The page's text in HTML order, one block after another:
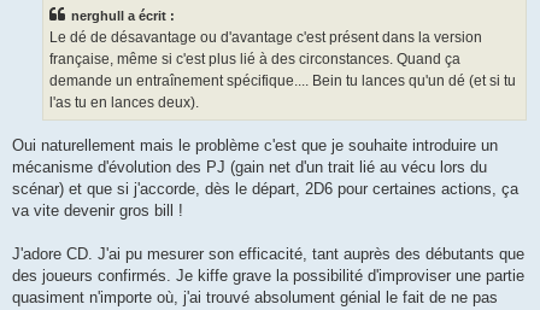
nerghull a écrit :
Le dé de désavantage ou d'avantage c'est présent dans la version
française, même si c'est plus lié à des circonstances. Quand ça
demande un entraînement spécifique.... Bein tu lances qu'un dé (et si tu
l'as tu en lances deux).
Oui naturellement mais le problème c'est que je souhaite introduire un
mécanisme d'évolution des PJ (gain net d'un trait lié au vécu lors du
scénar) et que si j'accorde, dès le départ, 2D6 pour certaines actions, ça
va vite devenir gros bill !
J'adore CD. J'ai pu mesurer son efficacité, tant auprès des débutants que
des joueurs confirmés. Je kiffe grave la possibilité d'improviser une partie
quasiment n'importe où, j'ai trouvé absolument génial le fait de ne pas